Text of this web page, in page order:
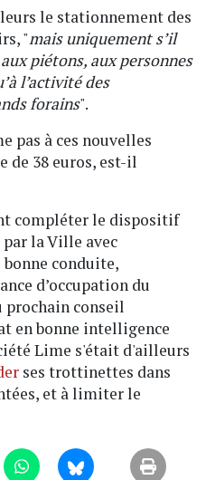
le stationnement des
"mais uniquement s’il
piétons, aux personnes
l’activité des
forains".
pas à ces nouvelles
de 38 euros, est-il
compléter le dispositif
la Ville avec
bonne conduite,
d’occupation du
prochain conseil
en bonne intelligence
Lime s'était d'ailleurs
ses trottinettes dans
et à limiter le